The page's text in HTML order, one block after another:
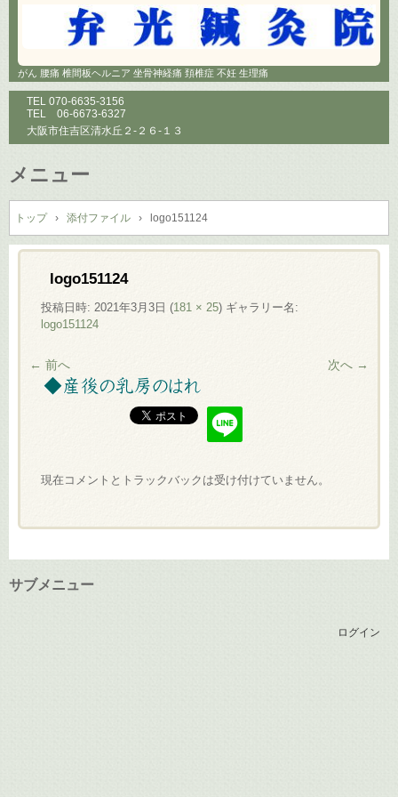
がん 腰痛 椎間板ヘルニア 坐骨神経痛 頚椎症 不妊 生理痛
TEL 070-6635-3156
TEL 06-6673-6327
大阪市住吉区清水丘２-２６-１３
メニュー
コ
ン
テ
ン
トップ › 添付ファイル › logo151124
logo151124
投稿日時: 2021年3月3日 (181 × 25) ギャラリー名:
logo151124
← 前へ 次へ →
現在コメントとトラックバックは受け付けていません。
サブメニュー
ログイン